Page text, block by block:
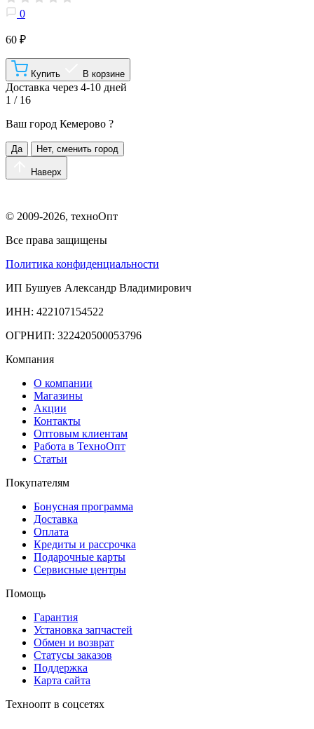
0
60 ₽
Купить В корзине
Доставка через 4-10 дней
1 / 16
Ваш город Кемерово ?
Да Нет, сменить город
Наверх
© 2009-2026, техноОпт
Все права защищены
Политика конфиденциальности
ИП Бушуев Александр Владимирович
ИНН: 422107154522
ОГРНИП: 322420500053796
Компания
О компании
Магазины
Акции
Контакты
Оптовым клиентам
Работа в ТехноОпт
Статьи
Покупателям
Бонусная программа
Доставка
Оплата
Кредиты и рассрочка
Подарочные карты
Сервисные центры
Помощь
Гарантия
Установка запчастей
Обмен и возврат
Статусы заказов
Поддержка
Карта сайта
Техноопт в соцсетях